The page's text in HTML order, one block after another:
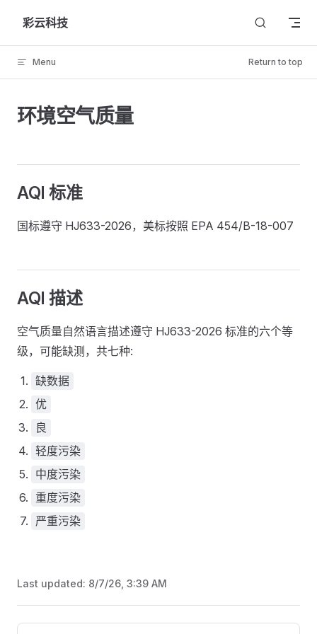
Skip to content
彩云科技
Menu Return to top
环境空气质量
AQI 标准
国标遵守 HJ633-2026，美标按照 EPA 454/B-18-007
AQI 描述
空气质量自然语言描述遵守 HJ633-2026 标准的六个等
级，可能缺测，共七种:
缺数据
优
良
轻度污染
中度污染
重度污染
严重污染
Last updated: 8/7/26, 3:39 AM